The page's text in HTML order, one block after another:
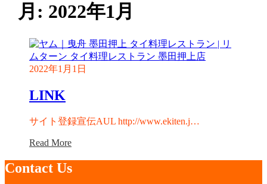
月: 2022年1月
2022年1月1日
LINK
サイト登録宣伝AUL http://www.ekiten.j…
Read More
Contact Us